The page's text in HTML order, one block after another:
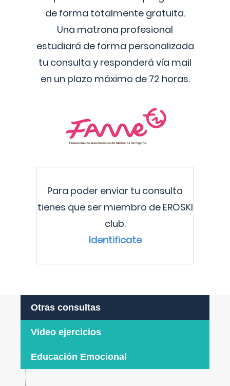
de forma totalmente gratuita.
Una matrona profesional
estudiará de forma personalizada
tu consulta y responderá vía mail
en un plazo máximo de 72 horas.
Para poder enviar tu consulta
tienes que ser miembro de EROSKI
club.
Identificate
Otras consultas
Video ejercicios
Educación Emocional